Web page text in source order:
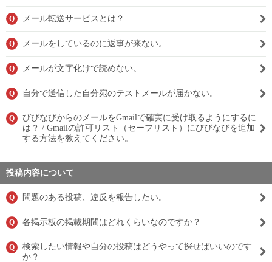
Q メール転送サービスとは？
Q メールをしているのに返事が来ない。
Q メールが文字化けで読めない。
Q 自分で送信した自分宛のテストメールが届かない。
Q
びびなびからのメールをGmailで確実に受け取るようにするに
は？ / Gmailの許可リスト（セーフリスト）にびびなびを追加
する方法を教えてください。
投稿内容について
Q 問題のある投稿、違反を報告したい。
Q 各掲示板の掲載期間はどれくらいなのですか？
Q
検索したい情報や自分の投稿はどうやって探せばいいのです
か？